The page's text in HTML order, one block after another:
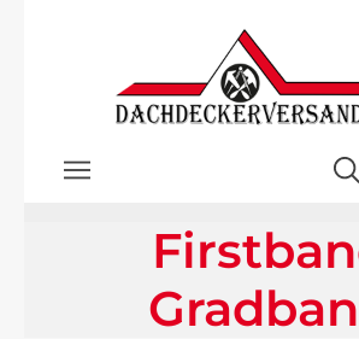
Zum Hauptinhalt springen